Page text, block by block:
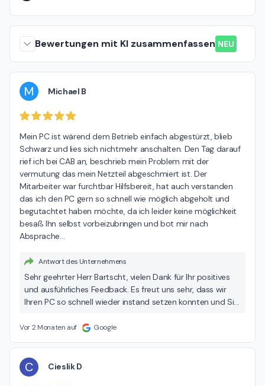
Bewertungen mit KI zusammenfassen NEU
M Michael B
Mein PC ist wärend dem Betrieb einfach abgestürzt, blieb
Schwarz und lies sich nichtmehr anschalten. Den Tag darauf
rief ich bei CAB an, beschrieb mein Problem mit der
vermutung das mein Netzteil abgeschmiert ist. Der
Mitarbeiter war furchtbar Hilfsbereit, hat auch verstanden
das ich den PC gern so schnell wie möglich abgeholt und
begutachtet haben möchte, da ich leider keine möglichkeit
besaß Ihn selbst vorbeizubringen und bot mir nach
Absprache
Antwort des Unternehmens
Sehr geehrter Herr Bartscht, vielen Dank für Ihr positives
und ausführliches Feedback. Es freut uns sehr, dass wir
Ihren PC so schnell wieder instand setzen konnten und Sie
stehen Ihnen auch in Zukunft gerne bei technischen
Grüßen Ihr CAB Team
Vor 2 Monaten auf Google
C Cieslik D